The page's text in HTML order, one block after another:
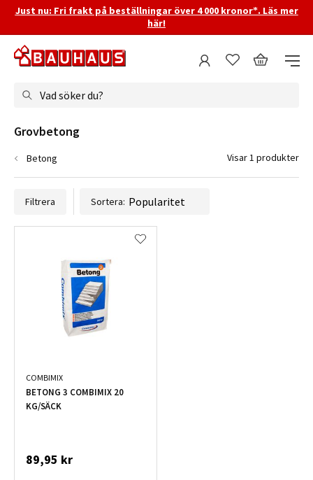
Just nu: Fri frakt på beställningar över 4 000 kronor*. Läs mer
här!
Vad söker du?
Filtrera Sortera:
COMBIMIX
BETONG 3 COMBIMIX 20
KG/SÄCK
89,95 kr
Grovbetong
Betong Visar 1 produkter